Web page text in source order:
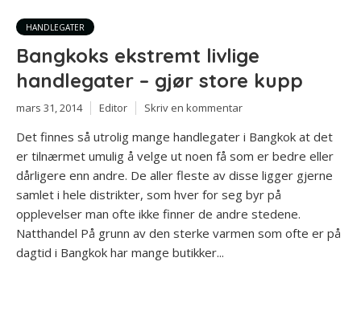
HANDLEGATER
Bangkoks ekstremt livlige
handlegater – gjør store kupp
mars 31, 2014 Editor Skriv en kommentar
Det finnes så utrolig mange handlegater i Bangkok at det
er tilnærmet umulig å velge ut noen få som er bedre eller
dårligere enn andre. De aller fleste av disse ligger gjerne
samlet i hele distrikter, som hver for seg byr på
opplevelser man ofte ikke finner de andre stedene.
Natthandel På grunn av den sterke varmen som ofte er på
dagtid i Bangkok har mange butikker...